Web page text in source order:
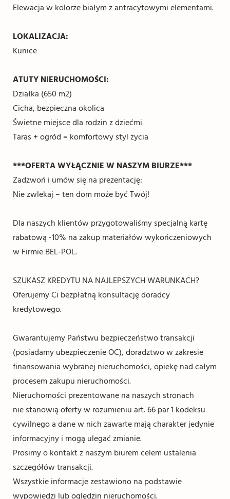
Elewacja w kolorze białym z antracytowymi elementami.
LOKALIZACJA:
Kunice
ATUTY NIERUCHOMOŚCI:
Działka (650 m2)
Cicha, bezpieczna okolica
Świetne miejsce dla rodzin z dziećmi
Taras + ogród = komfortowy styl życia
***OFERTA WYŁĄCZNIE W NASZYM BIURZE***
Zadzwoń i umów się na prezentację:
Nie zwlekaj – ten dom może być Twój!
Dla naszych klientów przygotowaliśmy specjalną kartę
rabatową -10% na zakup materiałów wykończeniowych
w Firmie BEL-POL.
SZUKASZ KREDYTU NA NAJLEPSZYCH WARUNKACH?
Oferujemy Ci bezpłatną konsultację doradcy
kredytowego.
Gwarantujemy Państwu bezpieczeństwo transakcji
(posiadamy ubezpieczenie OC), doradztwo w zakresie
finansowania wybranej nieruchomości, opiekę nad całym
procesem zakupu nieruchomości.
Nieruchomości prezentowane na naszych stronach
nie stanowią oferty w rozumieniu art. 66 par 1 kodeksu
cywilnego a dane w nich zawarte mają charakter jedynie
informacyjny i mogą ulegać zmianie.
Prosimy o kontakt z naszym biurem celem ustalenia
szczegółów transakcji.
Wszystkie informacje zestawiono na podstawie
wypowiedzi lub oględzin nieruchomości.